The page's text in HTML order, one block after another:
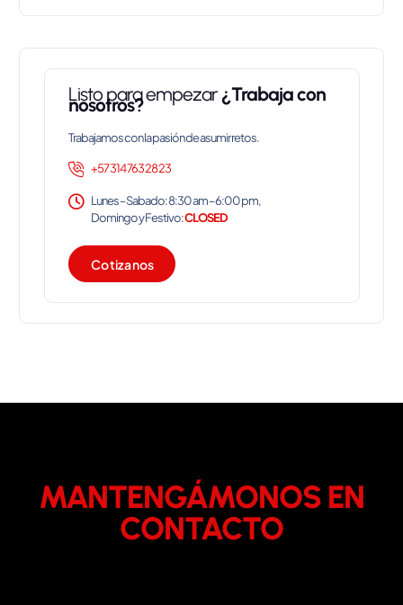
Listo para empezar¿Trabaja con
nosotros?
Trabajamos con la pasión de asumir retos.
+57 314 763 28 23
Lunes – Sabado: 8:30 am – 6:00 pm,
Domingo y Festivo:CLOSED
Cotizanos
MANTENGÁMONOS EN
CONTACTO